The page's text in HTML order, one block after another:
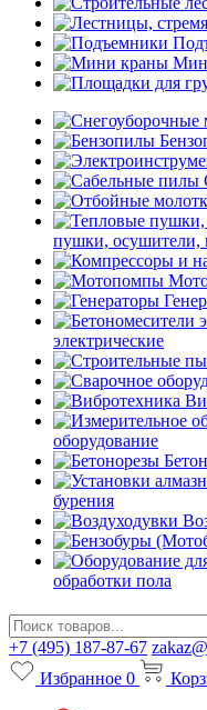
пушки, осушители,
электрические
оборудование
бурения
обработки пола
+7 (495) 187-87-67
Избранное 0